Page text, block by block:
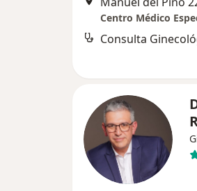
Centro Médico
Consulta